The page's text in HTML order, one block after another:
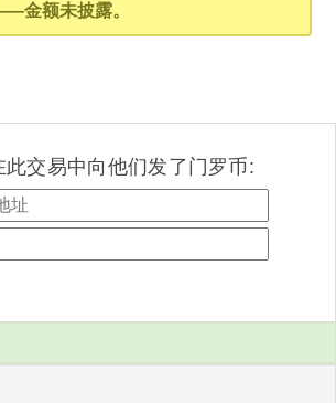
金额未披露。
此交易中向他们发了门罗币: